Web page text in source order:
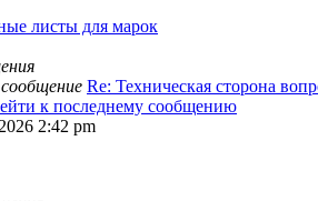
листы для марок
Re: Техническая сторона
к последнему сообщению
2:42 pm